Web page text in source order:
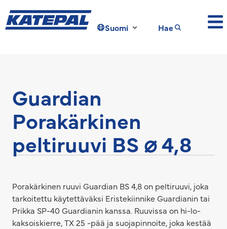
Suomi Hae
Guardian
Porakärkinen
peltiruuvi BS ⌀ 4,8
Porakärkinen ruuvi Guardian BS 4,8 on peltiruuvi, joka
tarkoitettu käytettäväksi Eristekiinnike Guardianin tai
Prikka SP-40 Guardianin kanssa. Ruuvissa on hi-lo-
kaksoiskierre, TX 25 -pää ja suojapinnoite, joka kestää